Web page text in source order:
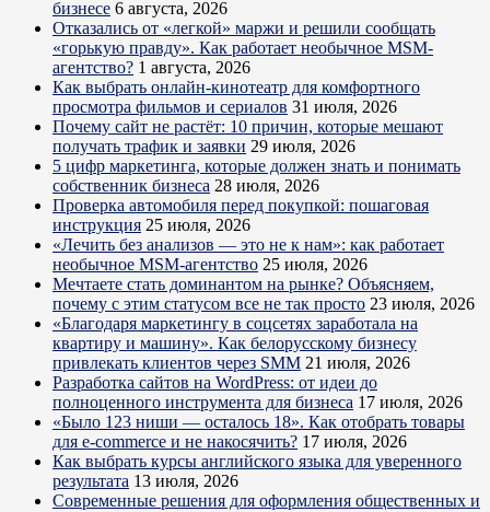
бизнесе 6 августа, 2026
Отказались от «легкой» маржи и решили сообщать
«горькую правду». Как работает необычное MSM-
агентство? 1 августа, 2026
Как выбрать онлайн-кинотеатр для комфортного
просмотра фильмов и сериалов 31 июля, 2026
Почему сайт не растёт: 10 причин, которые мешают
получать трафик и заявки 29 июля, 2026
5 цифр маркетинга, которые должен знать и понимать
собственник бизнеса 28 июля, 2026
Проверка автомобиля перед покупкой: пошаговая
инструкция 25 июля, 2026
«Лечить без анализов — это не к нам»: как работает
необычное MSM-агентство 25 июля, 2026
Мечтаете стать доминантом на рынке? Объясняем,
почему с этим статусом все не так просто 23 июля, 2026
«Благодаря маркетингу в соцсетях заработала на
квартиру и машину». Как белорусскому бизнесу
привлекать клиентов через SMM 21 июля, 2026
Разработка сайтов на WordPress: от идеи до
полноценного инструмента для бизнеса 17 июля, 2026
«Было 123 ниши — осталось 18». Как отобрать товары
для e-commerce и не накосячить? 17 июля, 2026
Как выбрать курсы английского языка для уверенного
результата 13 июля, 2026
Современные решения для оформления общественных и